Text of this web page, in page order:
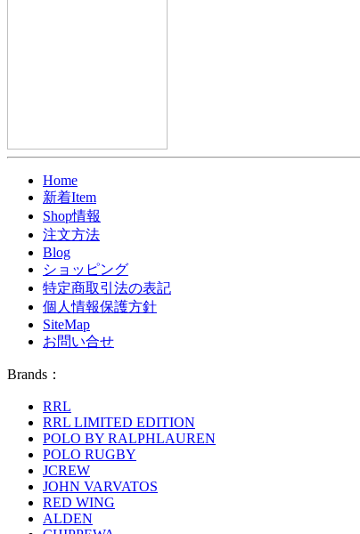
Home
新着Item
Shop情報
注文方法
Blog
ショッピング
特定商取引法の表記
個人情報保護方針
SiteMap
お問い合せ
Brands：
RRL
RRL LIMITED EDITION
POLO BY RALPHLAUREN
POLO RUGBY
JCREW
JOHN VARVATOS
RED WING
ALDEN